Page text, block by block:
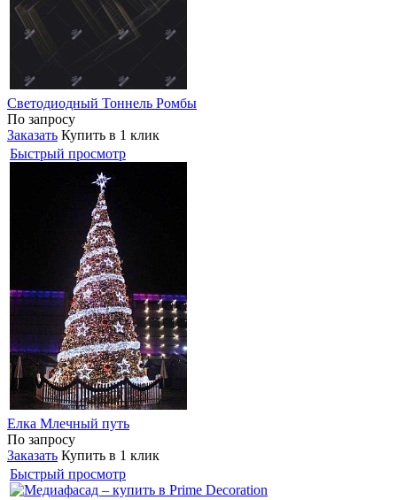
Светодиодный Тоннель Ромбы
По запросу
Заказать Купить в 1 клик
Быстрый просмотр
Елка Млечный путь
По запросу
Заказать Купить в 1 клик
Быстрый просмотр